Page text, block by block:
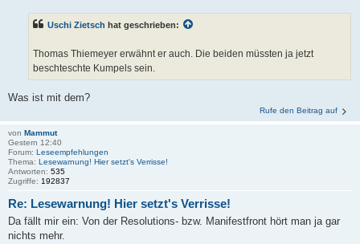
Uschi Zietsch hat geschrieben:
Thomas Thiemeyer erwähnt er auch. Die beiden müssten ja jetzt
beschteschte Kumpels sein.
Was ist mit dem?
Rufe den Beitrag auf
von Mammut
Gestern 12:40
Forum: Leseempfehlungen
Thema: Lesewarnung! Hier setzt's Verrisse!
Antworten: 535
Zugriffe: 192837
Re: Lesewarnung! Hier setzt's Verrisse!
Da fällt mir ein: Von der Resolutions- bzw. Manifestfront hört man ja gar
nichts mehr.